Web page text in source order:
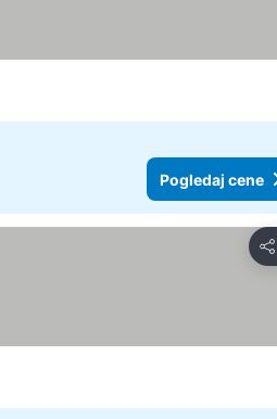
Pogledaj cene
Deli